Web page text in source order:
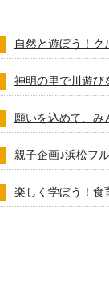
自然と遊ぼう！ク
神明の里で川遊び
願いを込めて、み
親子企画♪浜松フ
楽しく学ぼう！食